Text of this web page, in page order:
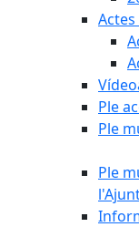
Ple
Ple
Ple